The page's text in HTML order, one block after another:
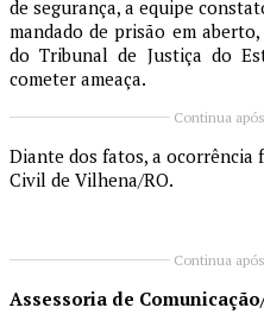
de segurança, a equipe
mandado de prisão em
do Tribunal de Justiça do
cometer ameaça.
Continua
Diante dos fatos, a ocorrência
Civil de Vilhena/RO.
Continua
Assessoria de